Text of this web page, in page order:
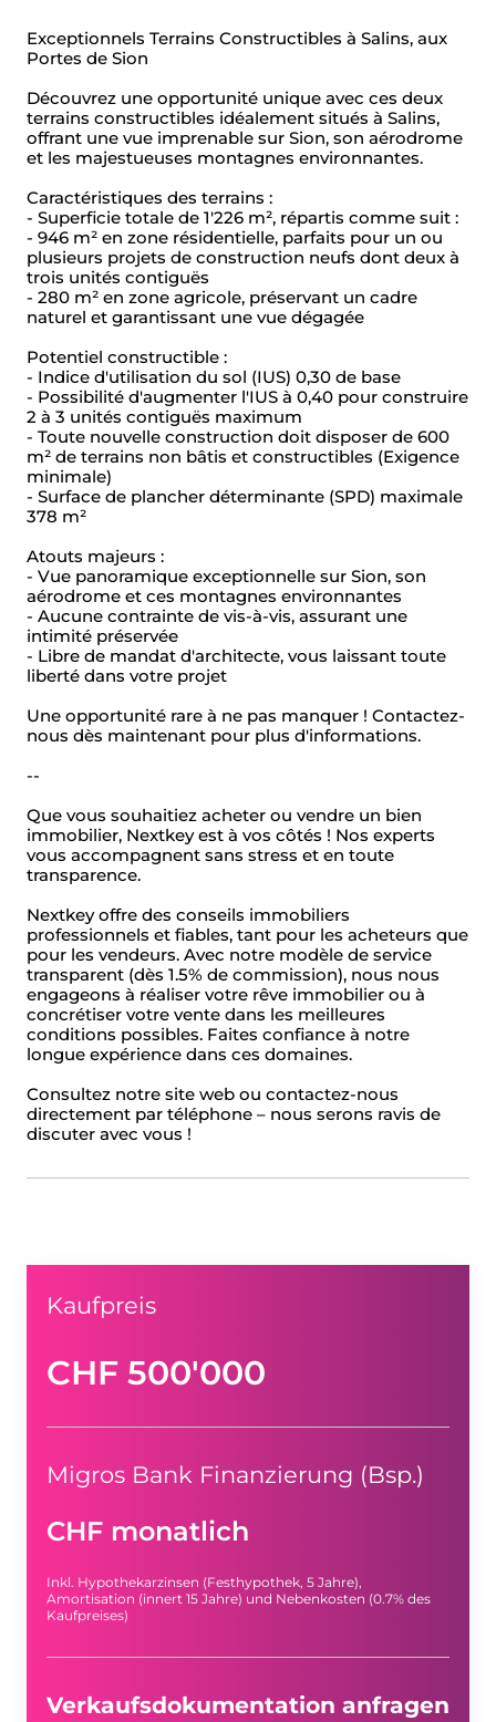
Exceptionnels Terrains Constructibles à Salins, aux
Portes de Sion
Découvrez une opportunité unique avec ces deux
terrains constructibles idéalement situés à Salins,
offrant une vue imprenable sur Sion, son aérodrome
et les majestueuses montagnes environnantes.
Caractéristiques des terrains :
- Superficie totale de 1'226 m², répartis comme suit :
- 946 m² en zone résidentielle, parfaits pour un ou
plusieurs projets de construction neufs dont deux à
trois unités contiguës
- 280 m² en zone agricole, préservant un cadre
naturel et garantissant une vue dégagée
Potentiel constructible :
- Indice d'utilisation du sol (IUS) 0,30 de base
- Possibilité d'augmenter l'IUS à 0,40 pour construire
2 à 3 unités contiguës maximum
- Toute nouvelle construction doit disposer de 600
m² de terrains non bâtis et constructibles (Exigence
minimale)
- Surface de plancher déterminante (SPD) maximale
378 m²
Atouts majeurs :
- Vue panoramique exceptionnelle sur Sion, son
aérodrome et ces montagnes environnantes
- Aucune contrainte de vis-à-vis, assurant une
intimité préservée
- Libre de mandat d'architecte, vous laissant toute
liberté dans votre projet
Une opportunité rare à ne pas manquer ! Contactez-
nous dès maintenant pour plus d'informations.
--
Que vous souhaitiez acheter ou vendre un bien
immobilier, Nextkey est à vos côtés ! Nos experts
vous accompagnent sans stress et en toute
transparence.
Nextkey offre des conseils immobiliers
professionnels et fiables, tant pour les acheteurs que
pour les vendeurs. Avec notre modèle de service
transparent (dès 1.5% de commission), nous nous
engageons à réaliser votre rêve immobilier ou à
concrétiser votre vente dans les meilleures
conditions possibles. Faites confiance à notre
longue expérience dans ces domaines.
Consultez notre site web ou contactez-nous
directement par téléphone – nous serons ravis de
discuter avec vous !
Kaufpreis
CHF 500'000
Migros Bank Finanzierung (Bsp.)
CHF monatlich
Inkl. Hypothekarzinsen (Festhypothek, 5 Jahre),
Amortisation (innert 15 Jahre) und Nebenkosten (0.7% des
Kaufpreises)
Verkaufsdokumentation anfragen